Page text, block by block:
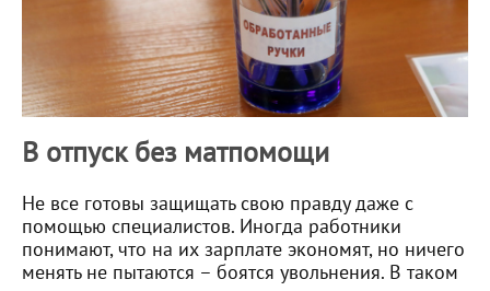
В отпуск без матпомощи
Не все готовы защищать свою правду даже с
помощью специалистов. Иногда работники
понимают, что на их зарплате экономят, но ничего
менять не пытаются – боятся увольнения. В таком